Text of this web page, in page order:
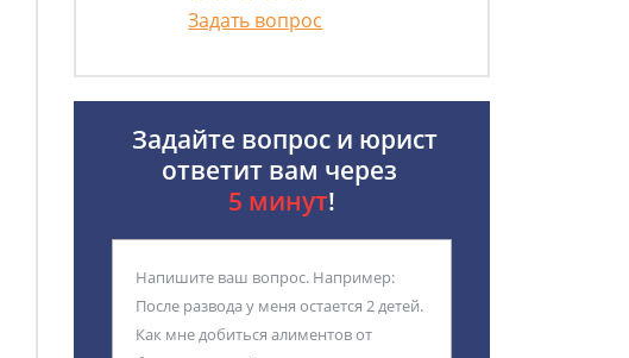
Задать вопрос
Задайте вопрос и юрист
ответит вам через
5 минут!